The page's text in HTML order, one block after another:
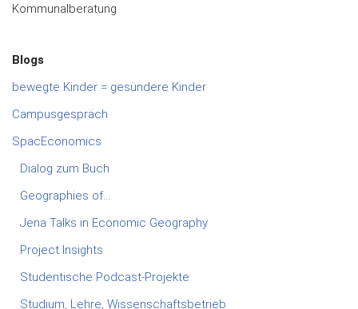
Kommunalberatung
Blogs
bewegte Kinder = gesündere Kinder
Campusgespräch
SpacEconomics
Dialog zum Buch
Geographies of…
Jena Talks in Economic Geography
Project Insights
Studentische Podcast-Projekte
Studium, Lehre, Wissenschaftsbetrieb